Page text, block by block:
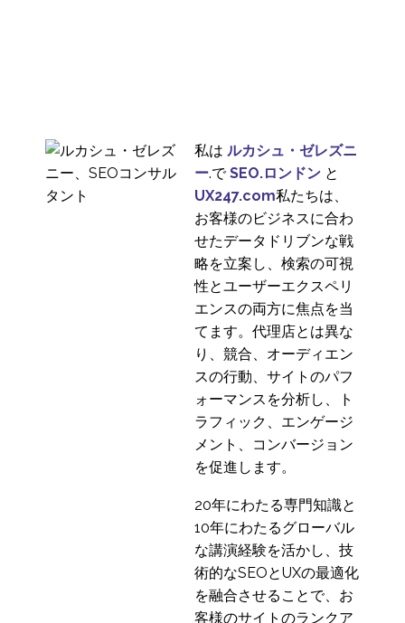
私は ルカシュ・ゼレズニ
ー.でSEO.ロンドン と
UX247.com私たちは、
お客様のビジネスに合わ
せたデータドリブンな戦
略を立案し、検索の可視
性とユーザーエクスペリ
エンスの両方に焦点を当
てます。代理店とは異な
り、競合、オーディエン
スの行動、サイトのパフ
ォーマンスを分析し、ト
ラフィック、エンゲージ
メント、コンバージョン
を促進します。
20年にわたる専門知識と
10年にわたるグローバル
な講演経験を活かし、技
術的なSEOとUXの最適化
を融合させることで、お
客様のサイトのランクア